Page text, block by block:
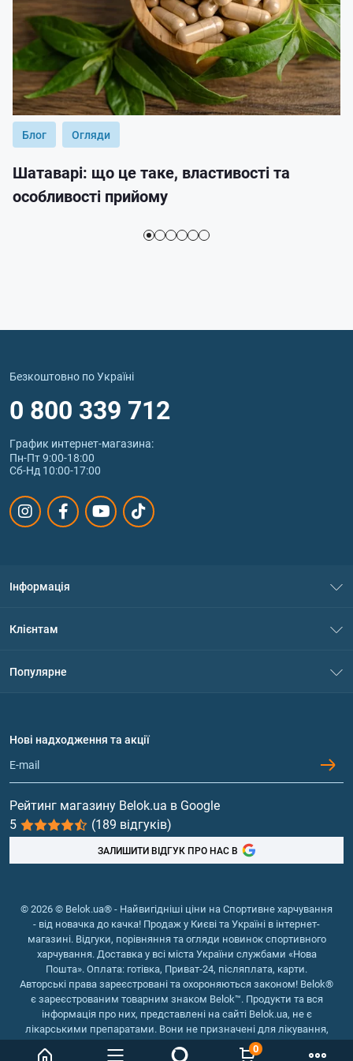
0
Блог Огляди
Шатаварі: що це таке, властивості та
особливості прийому
Безкоштовно по Україні
0 800 339 712
График интернет‑магазина:
Пн-Пт 9:00-18:00
Сб-Нд 10:00-17:00
Інформація
Політика конфіденційності
Обмін та повернення
Клієнтам
Популярне
Протеїн
Гейнери
Вітаміни та мінерали
Риб'ячий жир, жирні кислоти
Нові надходження та акції
Рейтинг магазину Belok.ua в Google
5
(189 відгуків)
ЗАЛИШИТИ ВІДГУК ПРО НАС В
© 2026 © Belok.ua® - Найвигідніші ціни на Спортивне харчування
- від новачка до качка! Продаж у Києві та Україні в інтернет-
магазині. Відгуки, порівняння та огляди новинок спортивного
харчування. Доставка у всі міста України службами «Нова
Пошта». Оплата: готівка, Приват-24, післяплата, карти.
Авторські права зареєстровані та охороняються законом! Belok®
є зареєстрованим товарним знаком Belok™. Продукти та вся
інформація про них, представлені на сайті Belok.ua, не є
лікарськими препаратами. Вони не призначені для лікування,
зняття симптомів та запобігання хворобам.